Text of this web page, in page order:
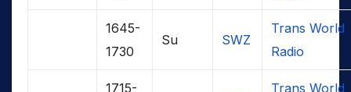
1645-
1730
Su SWZ
Trans World
Radio
1715-
Trans World